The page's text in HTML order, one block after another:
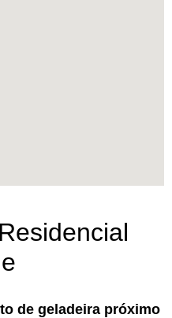
de geladeira próximo